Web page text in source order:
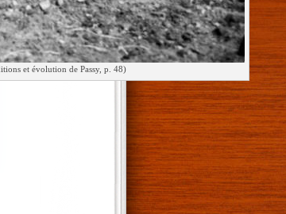
et évolution de Passy, p. 48)